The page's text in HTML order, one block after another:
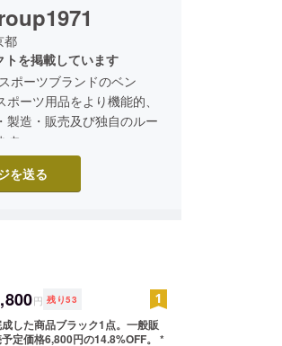
都
を掲載しています
ポーツブランドのベン
ーツ用品をより機能的、
製造・販売及び独自のルー
。
出かけたい。遠くへ冒険
いいたします。
を送る
円 残り53
した商品ブラック1点。一般販
定価格6,800円の14.8%OFF。 *